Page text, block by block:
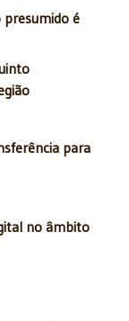
presumido é
para
no âmbito